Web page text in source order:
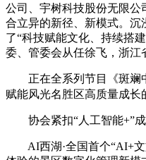
公司、宇树科技股份无限
合立异的新径、新模式。沉
了“科技赋能文化、持续搭
委、管委会从任徐飞，浙江
正在全系列节目《斑斓中
赋能风光名胜区高质量成长
协会紧扣“人工智能+”成
AI西湖·全国首个“AI+文